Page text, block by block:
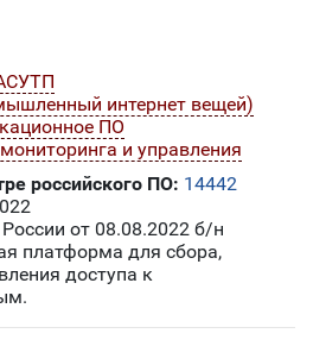
интернет вещей)
ПО
и управления
российского ПО: 14442
от 08.08.2022 б/н
платформа для сбора,
доступа к